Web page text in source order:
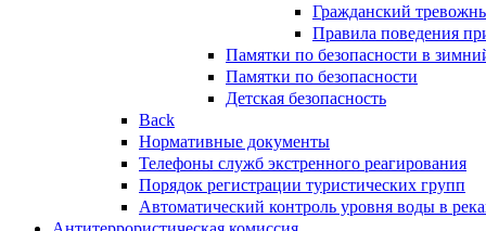
Гражданский
Правила поведения
Памятки по безопасности в
Памятки по безопасности
Детская безопасность
Back
Нормативные документы
Телефоны служб экстренного реагирования
Порядок регистрации туристических групп
Автоматический контроль уровня воды в